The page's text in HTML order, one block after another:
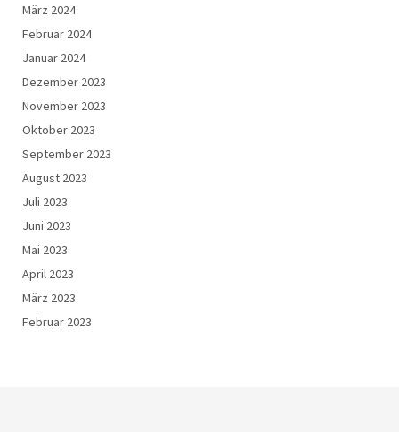
März 2024
Februar 2024
Januar 2024
Dezember 2023
November 2023
Oktober 2023
September 2023
August 2023
Juli 2023
Juni 2023
Mai 2023
April 2023
März 2023
Februar 2023